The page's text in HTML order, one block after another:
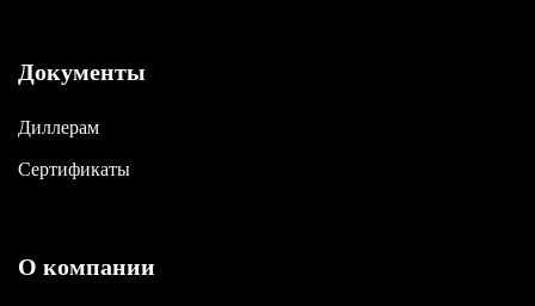
Документы
Диллерам
Сертификаты
О компании